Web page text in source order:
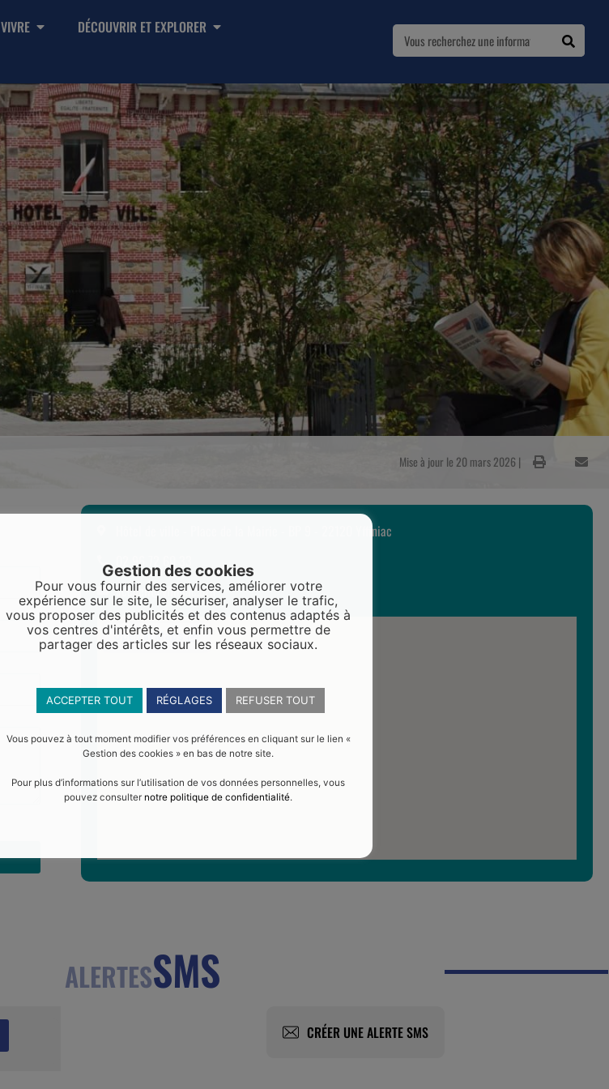
VIVRE DÉCOUVRIR ET EXPLORER
Mise à jour le 20 mars 2026 |
Hôtel de ville - Place de la Mairie - BP 9 - 22120 Yffiniac
02 96 72 60 33
accueil@yffiniac.bzh
ALERTESSMS
CRÉER UNE ALERTE SMS
Gestion des cookies
Pour vous fournir des services, améliorer votre
expérience sur le site, le sécuriser, analyser le trafic,
vous proposer des publicités et des contenus adaptés à
vos centres d'intérêts, et enfin vous permettre de
partager des articles sur les réseaux sociaux.
ACCEPTER TOUT RÉGLAGES REFUSER TOUT
Vous pouvez à tout moment modifier vos préférences en cliquant sur le lien «
Gestion des cookies » en bas de notre site.
Pour plus d’informations sur l’utilisation de vos données personnelles, vous
pouvez consulter notre politique de confidentialité.